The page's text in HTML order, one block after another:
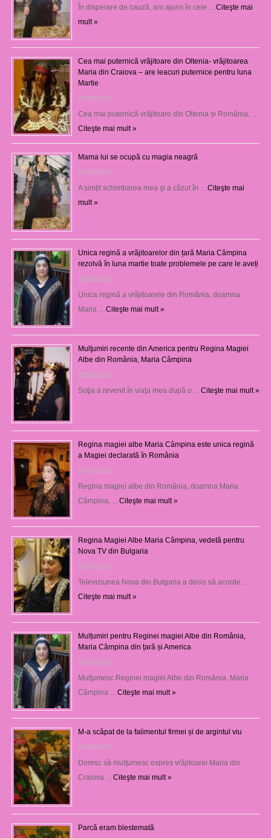
În disperare de cauză, am ajuns în cele … Citeşte mai
mult »
Cea mai puternică vrăjitoare din Oltenia- vrăjitoarea
Maria din Craiova – are leacuri puternice pentru luna
Martie
25/03/2026
Cea mai puternică vrăjitoare din Oltenia și România, …
Citeşte mai mult »
Mama lui se ocupă cu magia neagră
05/12/2025
A simțit schimbarea mea şi a căzut în … Citeşte mai
mult »
Unica regină a vrăjitoarelor din țară Maria Câmpina
rezolvă în luna martie toate problemele pe care le aveți
25/09/2025
Unica regină a vrăjitoarele din România, doamna
Maria … Citeşte mai mult »
Mulţumiri recente din America pentru Regina Magiei
Albe din România, Maria Câmpina
23/08/2025
Soţia a revenit în viaţa mea după o … Citeşte mai mult »
Regina magiei albe Maria Câmpina este unica regină
a Magiei declarată în România
16/07/2025
Regina magiei albe din România, doamna Maria
Câmpina, … Citeşte mai mult »
Regina Magiei Albe Maria Câmpina, vedetă pentru
Nova TV din Bulgaria
23/05/2025
Televiziunea Nova din Bulgaria a decis să acorde …
Citeşte mai mult »
Mulțumiri pentru Reginei magiei Albe din România,
Maria Câmpina din țară și America
22/05/2025
Mulţumesc Reginei magiei Albe din România, Maria
Câmpina … Citeşte mai mult »
M-a scăpat de la falimentul firmei și de argintul viu
13/03/2025
Doresc să mulţumesc expres vrăjitoarei Maria din
Craiova … Citeşte mai mult »
Parcă eram blestemată